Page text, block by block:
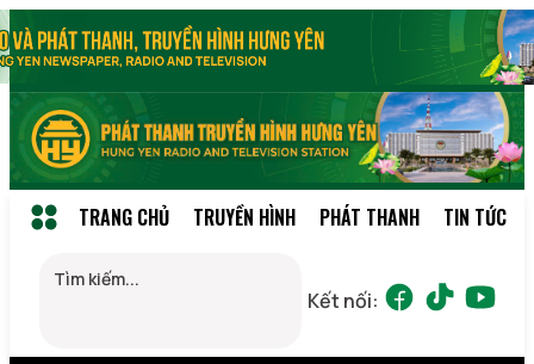
TRANG CHỦ TRUYỀN HÌNH PHÁT THANH TIN TỨC
Kết nối: